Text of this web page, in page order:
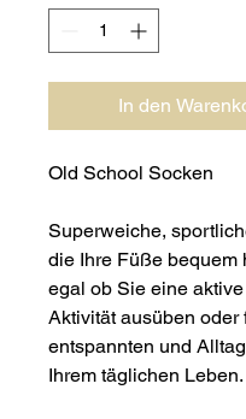
In den
Old School Socken
Superweiche,
die Ihre Füße bequem
egal ob Sie eine
Aktivität ausüben oder
entspannten und
Ihrem täglichen Leben.